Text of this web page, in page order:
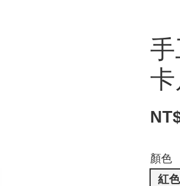
顏色
紅色